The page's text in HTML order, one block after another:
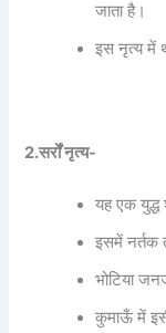
जाता है।
इस नृत्य में
2.सर्रों नृत्य-
यह एक युद्ध
इसमें नर्तक
भोटिया
कुमाऊँ में